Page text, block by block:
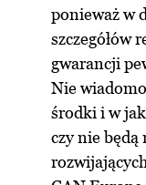
ponieważ w
szczegółów
gwarancji
Nie
środki i w
czy nie będą